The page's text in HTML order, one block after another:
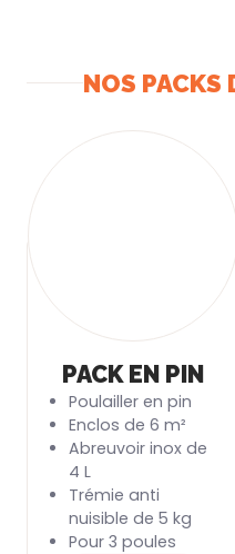
NOS PACKS
PACK EN PIN
Poulailler en pin
Enclos de 6 m²
Abreuvoir inox de
4 L
Trémie anti
nuisible de 5 kg
Pour 3 poules